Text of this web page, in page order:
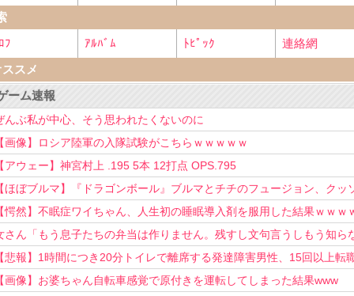
ﾌ
ｱﾙﾊﾞﾑ ﾄﾋﾟｯｸ
連絡網
スメ
ーム速報
んぶ私が中心、そう思われたくないのに
画像】ロシア陸軍の入隊試験がこちらｗｗｗｗｗ
アウェー】神宮村上 .195 5本 12打点 OPS.795
ほぼブルマ】『ドラゴンボール』ブルマとチチのフュージョン、クッ
愛すぎるwwwwwww
愕然】不眠症ワイちゃん、人生初の睡眠導入剤を服用した結果ｗｗｗ
さん「もう息子たちの弁当は作りません。残すし文句言うしもう知ら
！」
悲報】1時間につき20分トイレで離席する発達障害男性、15回以上転
重ねてしまう
画像】お婆ちゃん自転車感覚で原付きを運転してしまった結果www